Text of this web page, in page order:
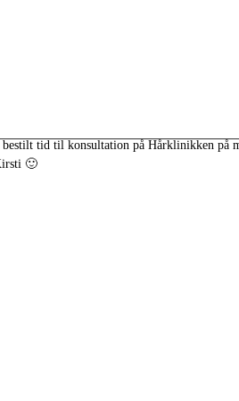
tid til konsultation på Hårklinikken på
🙂